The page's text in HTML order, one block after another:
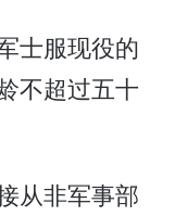
士服现役的
不超过五十
从非军事部